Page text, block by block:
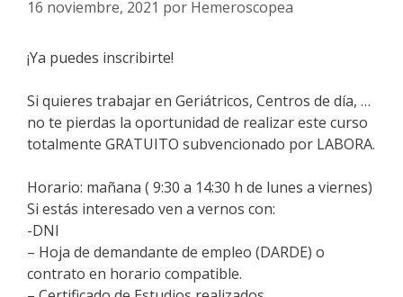
16 noviembre, 2021 por Hemeroscopea
¡Ya puedes inscribirte!
Si quieres trabajar en Geriátricos, Centros de día, …
no te pierdas la oportunidad de realizar este curso
totalmente GRATUITO subvencionado por LABORA.
Horario: mañana ( 9:30 a 14:30 h de lunes a viernes)
Si estás interesado ven a vernos con:
-DNI
– Hoja de demandante de empleo (DARDE) o
contrato en horario compatible.